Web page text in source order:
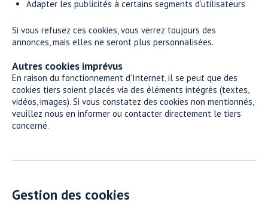
Adapter les publicités à certains segments d’utilisateurs
Si vous refusez ces cookies, vous verrez toujours des
annonces, mais elles ne seront plus personnalisées.
Autres cookies imprévus
En raison du fonctionnement d’Internet, il se peut que des
cookies tiers soient placés via des éléments intégrés (textes,
vidéos, images). Si vous constatez des cookies non mentionnés,
veuillez nous en informer ou contacter directement le tiers
concerné.
Gestion des cookies